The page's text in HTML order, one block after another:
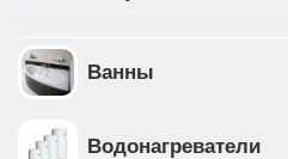
Ванны
Водонагреватели